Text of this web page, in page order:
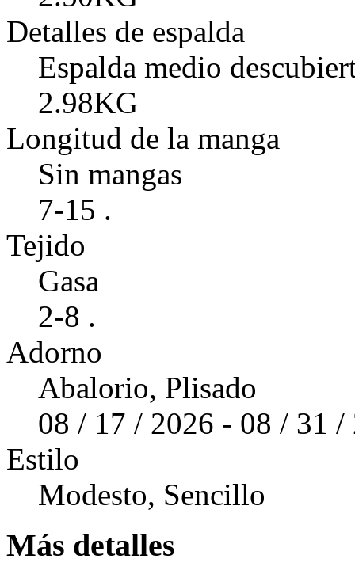
Detalles de espalda
Espalda medio
2.98KG
Longitud de la manga
Sin mangas
7-15 .
Tejido
Gasa
2-8 .
Adorno
Abalorio, Plisado
08 / 17 / 2026 - 08 / 31 /
Estilo
Modesto, Sencillo
Más detalles